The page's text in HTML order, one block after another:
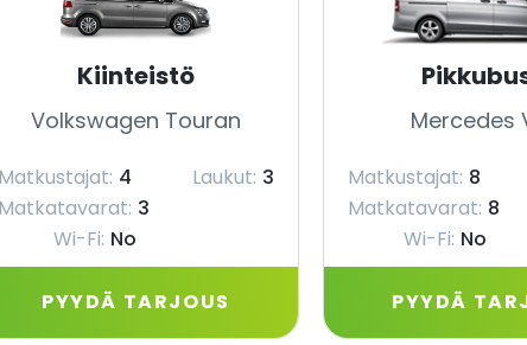
Kiinteistö
Volkswagen Touran
Matkustajat: 4 Laukut: 3
Matkatavarat: 3
Wi-Fi: No
PYYDÄ TARJOUS
Mercedes
Matkustajat: 8
Matkatavarat: 8
Wi-Fi: No
PYYDÄ